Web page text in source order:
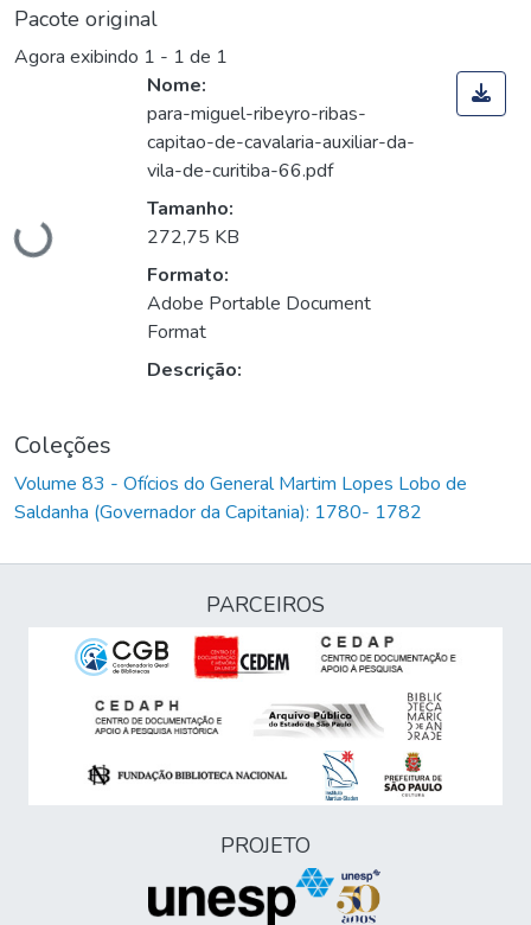
Pacote original
Agora exibindo 1 - 1 de 1
Carregando...
Nome:
para-miguel-ribeyro-ribas-
capitao-de-cavalaria-auxiliar-da-
vila-de-curitiba-66.pdf
Tamanho:
272,75 KB
Formato:
Adobe Portable Document
Format
Descrição:
Coleções
Volume 83 - Ofícios do General Martim Lopes Lobo de
Saldanha (Governador da Capitania): 1780- 1782
PARCEIROS
PROJETO